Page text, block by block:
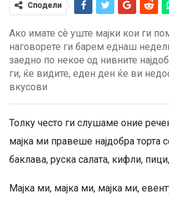
Сподели
Ако имате сѐ уште мајки кои ги
наговорете ги барем еднаш
заедно по некое од нивните
ги, ќе видите, еден ден ќе ви
вкусови
Толку често ги слушаме оние
мајка ми правеше најдобра торта
баклава, руска салата, кифли,
Мајка ми, мајка ми, мајка ми,